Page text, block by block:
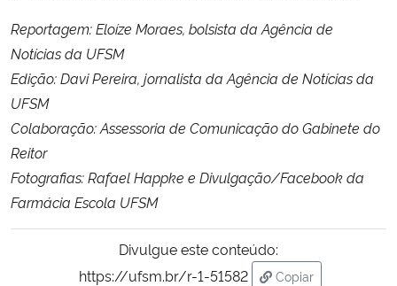
Reportagem: Eloíze Moraes, bolsista da Agência de
Notícias da UFSM
Edição: Davi Pereira, jornalista da Agência de Notícias da
UFSM
Colaboração: Assessoria de Comunicação do Gabinete do
Reitor
Fotografias: Rafael Happke e Divulgação/Facebook da
Farmácia Escola UFSM
Divulgue este conteúdo:
https://ufsm.br/r-1-51582
Copiar